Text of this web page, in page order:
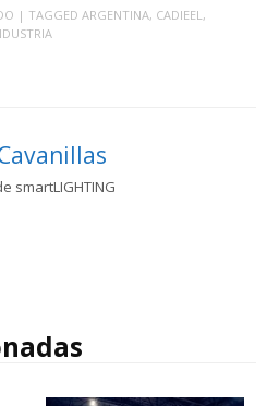
| TAGGED ARGENTINA, CADIEEL,
smartLIGHTING